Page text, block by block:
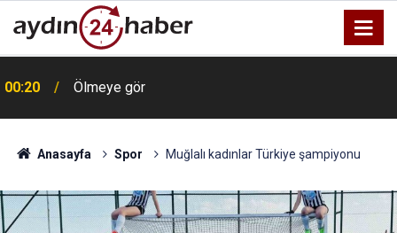
00:20 Ölmeye gör
Anasayfa Spor Muğlalı kadınlar Türkiye şampiyonu